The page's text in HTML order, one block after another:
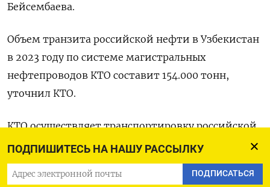
ПОДПИШИТЕСЬ НА НАШУ РАССЫЛКУ
ПОДПИСАТЬСЯ
Бейсембаева.
Объем транзита российской нефти в Узбекистан
в 2023 году по системе магистральных
нефтепроводов КТО составит 154.000 тонн,
уточнил КТО.
КТО осуществляет транспортировку российской
нефти через территорию Казахстана в
Узбекистан из ресурсов российской
Газпромнефти.